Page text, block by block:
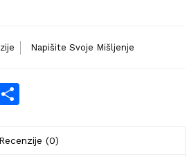
Napišite Svoje Mišljenje
Recenzije (0)